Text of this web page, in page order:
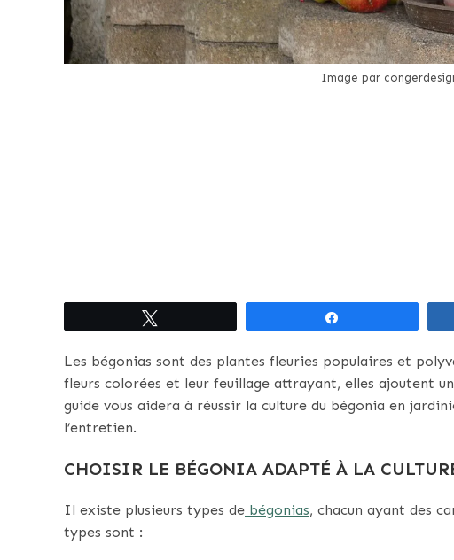
Image par
Les bégonias sont des plantes fleuries populaires et
fleurs colorées et leur feuillage attrayant, elles ajoutent
guide vous aidera à réussir la culture du bégonia en
l’entretien.
CHOISIR LE BÉGONIA ADAPTÉ À LA
Il existe plusieurs types de bégonias, chacun ayant des
types sont :